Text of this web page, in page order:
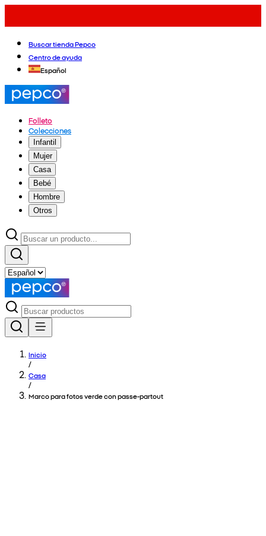
Buscar tienda Pepco
Centro de ayuda
Español
Folleto
Colecciones
Infantil
Mujer
Casa
Bebé
Hombre
Otros
Inicio
/
Casa
/
Marco para fotos verde con passe-partout